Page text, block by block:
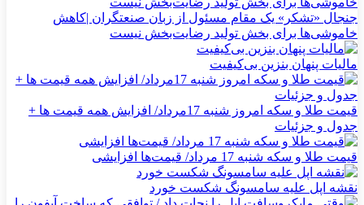
جنجال «تشکر» یک مقام مسئول از زبان صنعتگران |کاهش
خاموشی‌ها برای بخش تولید رضایت‌بخش نیست
مالیات پنهان بنزین بی‌کیفیت
قیمت طلا و سکه امروز شنبه 17مرداد/ افزایش همه قیمت ها +
جدول و جزئیات
قیمت طلا و سکه شنبه 17 مرداد/ قیمت‌ها افزایشی
نقشه اپل علیه سامسونگ شکست خورد